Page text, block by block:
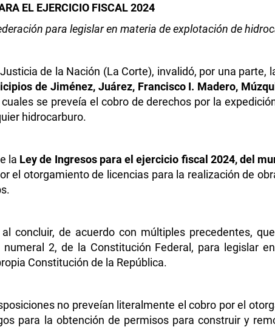
EL EJERCICIO FISCAL 2024
para legislar en materia de explotación de
de la Nación (La Corte), invalidó, por una parte,
de Jiménez, Juárez, Francisco I. Madero,
cuales se preveía el cobro de derechos por la
hidrocarburo.
la Ley de Ingresos para el ejercicio fiscal 2024, del
el otorgamiento de licencias para la realización de
concluir, de acuerdo con múltiples precedentes,
2, de la Constitución Federal, para legislar
Constitución de la República.
no preveían literalmente el cobro por el
para la obtención de permisos para construir y